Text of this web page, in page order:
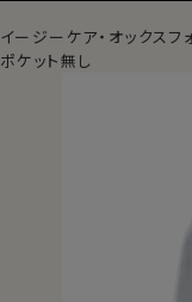
イージーケア・オックスフ
ポケット無し